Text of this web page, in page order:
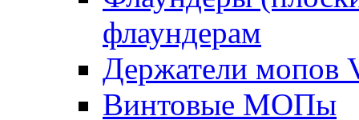
флаундерам
Держатели мопов
Винтовые МОПы